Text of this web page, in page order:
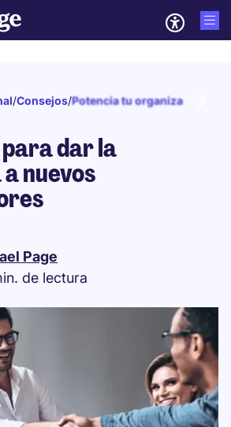
/Consejos/Potencia tu organización
dar la
nuevos
Page
de lectura